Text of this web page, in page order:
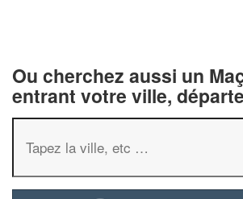
Ou cherchez aussi un
entrant votre ville,